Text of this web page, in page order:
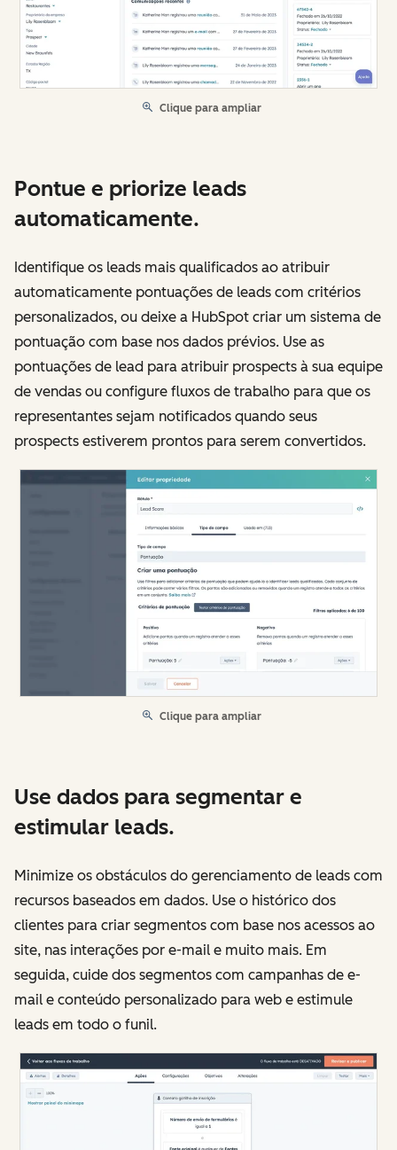
Clique para ampliar
Pontue e priorize leads
automaticamente.
Identifique os leads mais qualificados ao atribuir
automaticamente pontuações de leads com critérios
personalizados, ou deixe a HubSpot criar um sistema de
pontuação com base nos dados prévios. Use as
pontuações de lead para atribuir prospects à sua equipe
de vendas ou configure fluxos de trabalho para que os
representantes sejam notificados quando seus
prospects estiverem prontos para serem convertidos.
Clique para ampliar
Use dados para segmentar e
estimular leads.
Minimize os obstáculos do gerenciamento de leads com
recursos baseados em dados. Use o histórico dos
clientes para criar segmentos com base nos acessos ao
site, nas interações por e-mail e muito mais. Em
seguida, cuide dos segmentos com campanhas de e-
mail e conteúdo personalizado para web e estimule
leads em todo o funil.